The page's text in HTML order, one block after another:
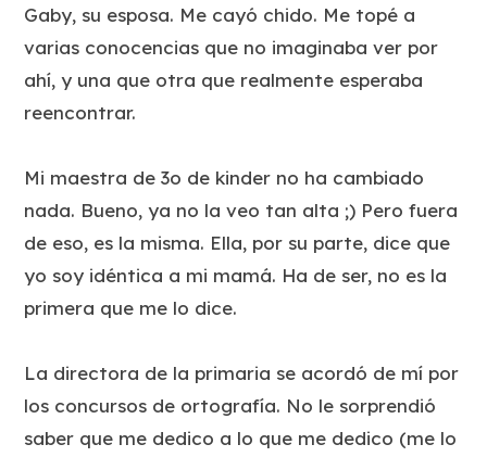
Gaby, su esposa. Me cayó chido. Me topé a
varias conocencias que no imaginaba ver por
ahí, y una que otra que realmente esperaba
reencontrar.
Mi maestra de 3o de kinder no ha cambiado
nada. Bueno, ya no la veo tan alta ;) Pero fuera
de eso, es la misma. Ella, por su parte, dice que
yo soy idéntica a mi mamá. Ha de ser, no es la
primera que me lo dice.
La directora de la primaria se acordó de mí por
los concursos de ortografía. No le sorprendió
saber que me dedico a lo que me dedico (me lo